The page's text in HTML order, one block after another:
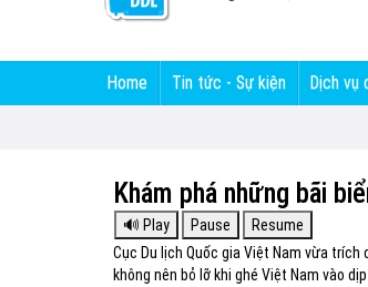
Home Tin tức - Sự kiện Dịch vụ
Khám phá những bãi
Cục Du lịch Quốc gia Việt Nam vừa
không nên bỏ lỡ khi ghé Việt Nam vào